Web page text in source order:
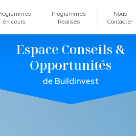
en cours
Programmes
Réalisés
Nous
Contacter
Espace Conseils &
Opportunités
de Buildinvest